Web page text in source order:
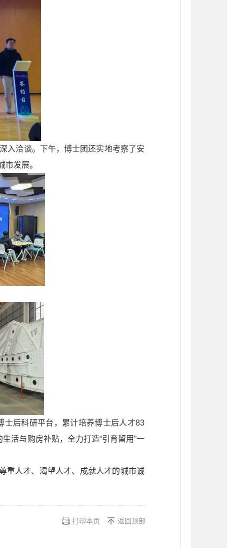
入洽谈。下午，博士团还实地考察了安
发展。
士后科研平台，累计培养博士后人才83
活与购房补贴，全力打造“引育留用”一
重人才、渴望人才、成就人才的城市诚
打印本页 返回顶部